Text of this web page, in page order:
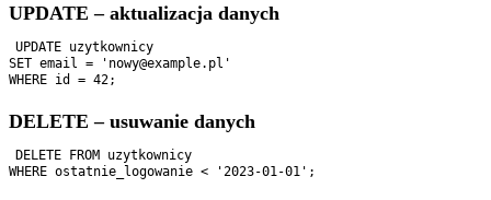
UPDATE – aktualizacja danych
UPDATE uzytkownicy
SET email = 'nowy@example.pl'
DELETE – usuwanie danych
DELETE FROM uzytkownicy